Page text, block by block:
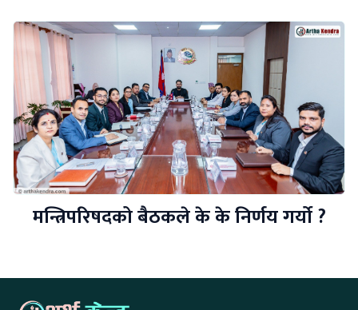
मन्त्रिपरिषदको बैठकले के के निर्णय गर्यो ?